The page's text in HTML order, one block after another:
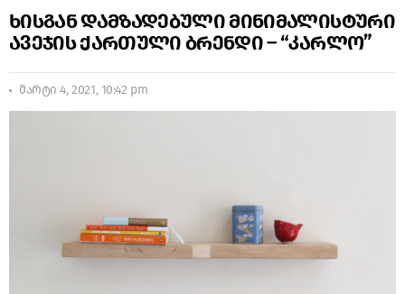
ხისგან დამზადებული მინიმალისტური
ავეჯის ქართული ბრენდი – “კარლო”
მარტი 4, 2021, 10:42 pm